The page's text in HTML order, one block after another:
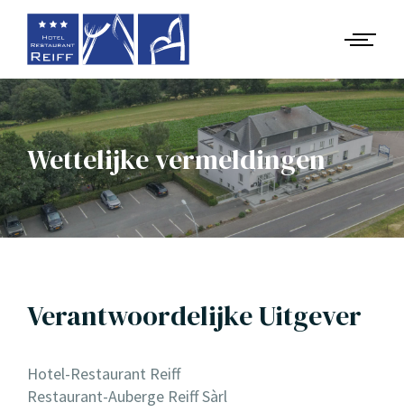
Wettelijke vermeldingen
Verantwoordelijke Uitgever
Hotel-Restaurant Reiff
Restaurant-Auberge Reiff Sàrl